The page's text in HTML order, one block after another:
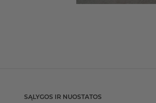
SĄLYGOS IR NUOSTATOS